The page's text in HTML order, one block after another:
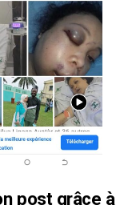
post grâce